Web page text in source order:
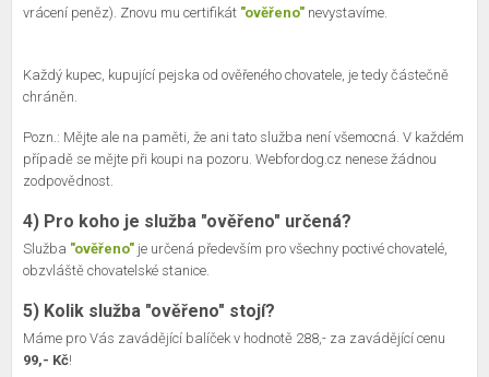
vrácení peněz). Znovu mu certifikát "ověřeno" nevystavíme.
Každý kupec, kupující pejska od ověřeného chovatele, je tedy částečně
chráněn.
Pozn.: Mějte ale na paměti, že ani tato služba není všemocná. V každém
případě se mějte při koupi na pozoru. Webfordog.cz nenese žádnou
zodpovědnost.
4) Pro koho je služba "ověřeno" určená?
Služba "ověřeno" je určená především pro všechny poctivé chovatelé,
obzvláště chovatelské stanice.
5) Kolik služba "ověřeno" stojí?
Máme pro Vás zavádějící balíček v hodnotě 288,- za zavádějící cenu
99,- Kč!